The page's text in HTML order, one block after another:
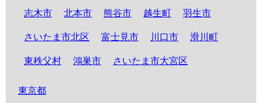
志木市 北本市 熊谷市 越生町 羽生市
さいたま市北区 富士見市 川口市 滑川町
東秩父村 鴻巣市 さいたま市大宮区
東京都